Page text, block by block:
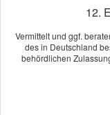
Engagement und
sind hilfreich und
mehr ]
12.
Vermittelt und ggf.
des in Deutschland
behördlichen